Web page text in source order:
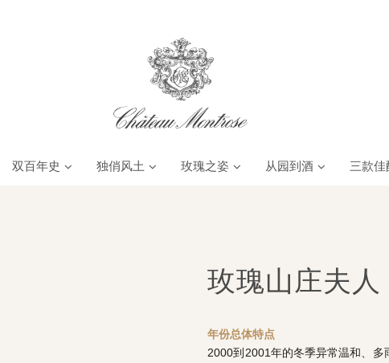
双百年史 独俏风土 玫瑰之姿 从园到酒 三款佳
玫瑰山庄夫人
年份总体特点
2000到2001年的冬季异常温和、多